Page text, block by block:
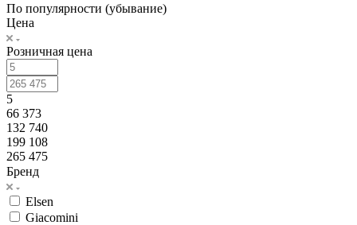
По популярности (убывание)
Цена
Розничная цена
5
66 373
132 740
199 108
265 475
Бренд
Elsen
Giacomini